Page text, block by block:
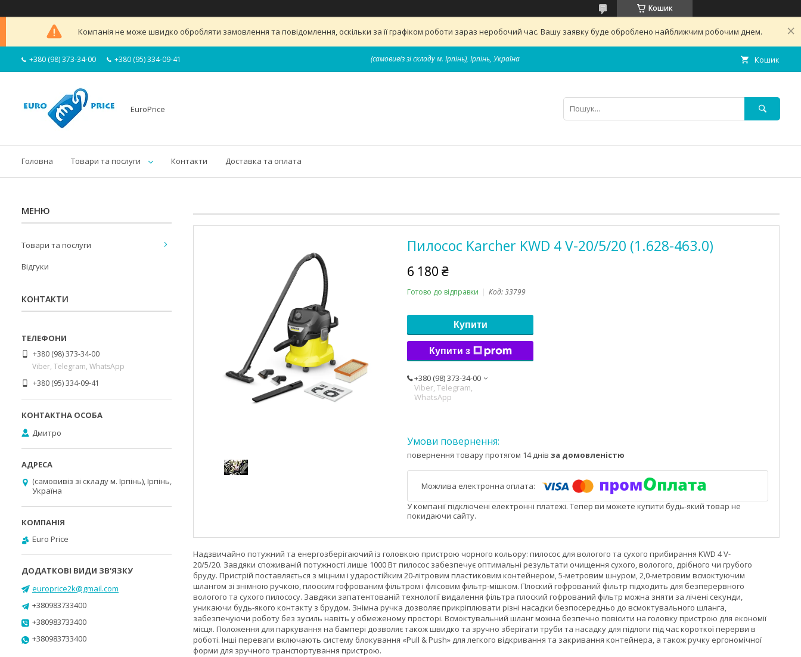
Кошик
Компанія не може швидко обробляти замовлення та повідомлення, оскільки за її графіком роботи зараз неробочий час. Вашу заявку буде оброблено найближчим робочим днем.
+380 (98) 373-34-00 +380 (95) 334-09-41 (самовивіз зі складу м. Ірпінь), Ірпінь, Україна Кошик
EuroPrice
Головна Товари та послуги Контакти Доставка та оплата
Пилосос Karcher KWD 4 V-20/5/20 (1.628-463.0)
6 180 ₴
Готово до відправки Код:33799
Купити
Купити з
+380 (98) 373-34-00
Viber, Telegram,
WhatsApp
повернення товару протягом 14 днів за домовленістю
У компанії підключені електронні платежі. Тепер ви можете купити будь-який товар не
покидаючи сайту.
Надзвичайно потужний та енергозберігаючий із головкою пристрою чорного кольору: пилосос для вологого та сухого прибирання KWD 4 V-
20/5/20. Завдяки споживаній потужності лише 1000 Вт пилосос забезпечує оптимальні результати очищення сухого, вологого, дрібного чи грубого
бруду. Пристрій поставляється з міцним і ударостійким 20-літровим пластиковим контейнером, 5-метровим шнуром, 2,0-метровим всмоктуючим
шлангом зі знімною ручкою, плоским гофрованим фільтром і флісовим фільтр-мішком. Плоский гофрований фільтр підходить для безперервного
вологого та сухого пилососу. Завдяки запатентованій технології видалення фільтра плоский гофрований фільтр можна зняти за лічені секунди,
уникаючи будь-якого контакту з брудом. Знімна ручка дозволяє прикріплювати різні насадки безпосередньо до всмоктувального шланга,
забезпечуючи роботу без зусиль навіть у обмеженому просторі. Всмоктувальний шланг можна безпечно повісити на головку пристрою для економії
місця. Положення для паркування на бампері дозволяє також швидко та зручно зберігати труби та насадку для підлоги під час короткої перерви в
роботі. Інші переваги включають систему блокування «Pull & Push» для легкого відкривання та закривання контейнера, а також ручку ергономічної
форми для зручного транспортування пристрою.
Товари та послуги
Відгуки
КОНТАКТИ
+380 (98) 373-34-00
Viber, Telegram, WhatsApp
+380 (95) 334-09-41
Дмитро
(самовивіз зі складу м. Ірпінь), Ірпінь,
Україна
Euro Price
europrice2k@gmail.com
+380983733400
+380983733400
+380983733400